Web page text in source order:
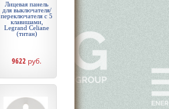
Лицевая панель
для выключателя/
переключателя с 5
клавишами,
Legrand Celiane
(титан)
9622 руб.